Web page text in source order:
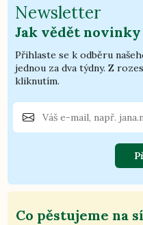
Newsletter
Jak vědět
Přihlaste se k odběru
jednou za dva týdny. Z
kliknutím.
Co pěstujeme na